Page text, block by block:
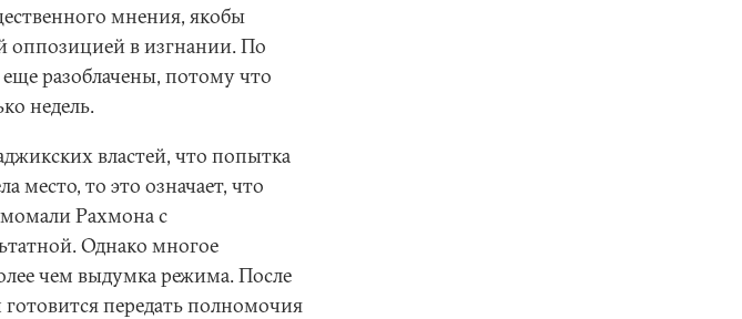
мнения, якобы
оппозицией в изгнании. По
разоблачены, потому что
недель.
властей, что попытка
место, то это означает, что
Рахмона с
Однако многое
чем выдумка режима. После
передать полномочия